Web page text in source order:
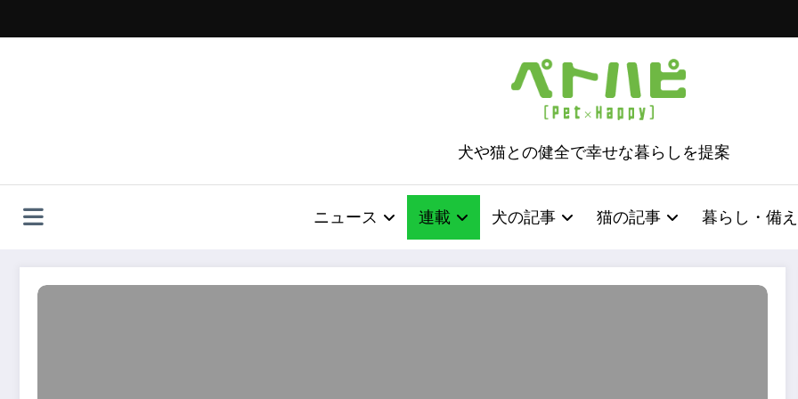
ッ
犬や猫との健全で幸せな暮らしを提案
ニュース 連載 犬の記事 猫の記事 暮らし・備え